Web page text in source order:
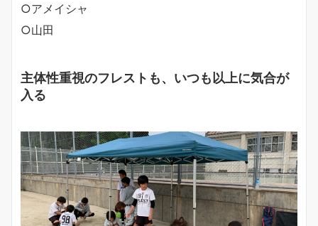
○アメイシャ
○山田
主体性重視のフレストも、いつも以上に気合が
入る